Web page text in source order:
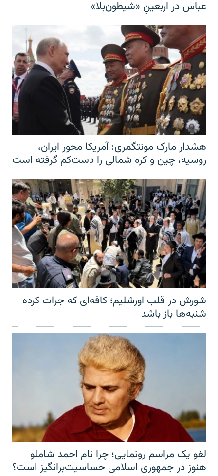
عباس در اربعینِ «شیطون‌بلا»
هشدار مارک مونتگمری: آمریکا محور ایران،
روسیه، چین و کره شمالی را دست‌کم گرفته است
شورش در قلب اورشلیم؛ کافه‌ای که جرات کرده
شنبه‌ها باز باشد
لغو یک مراسم رونمایی؛ چرا نام احمد شاملو
هنوز در جمهوری اسلامی حساسیت‌برانگیز است؟